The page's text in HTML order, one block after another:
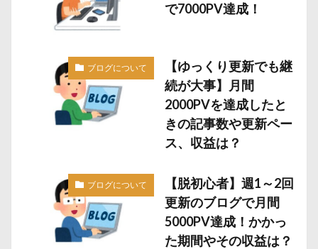
で7000PV達成！
ブログについて
【ゆっくり更新でも継
続が大事】月間
2000PVを達成したと
きの記事数や更新ペー
ス、収益は？
ブログについて
【脱初心者】週1～2回
更新のブログで月間
5000PV達成！かかっ
た期間やその収益は？